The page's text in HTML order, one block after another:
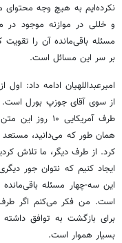
نکرده‌ایم به هیچ وجه محتوای
و خللی در موازنه موجود
مسئله باقی‌مانده آن را تقویت
بر سر این مسائل است.
امیرعبداللهیان ادامه داد:
از سوی آقای جوزپ بورل است.
طرف آمریکایی
همان طور که می‌دانید، مستعد
کرد. از طرف دیگر، ما تلاش
ایجاد کنیم که نتوان جور
این سه-چهار مسئله
است. من فکر می‌کنم اگر طرف
برای بازگشت به توافق
بسیار هموار است.